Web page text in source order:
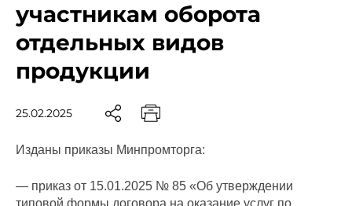
участникам оборота
отдельных видов
продукции
25.02.2025
Изданы приказы Минпромторга:
— приказ от 15.01.2025 № 85 «Об утверждении
типовой формы договора на оказание услуг по